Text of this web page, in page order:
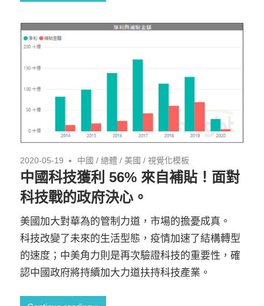
2020-05-19 中國 /總體 /美國 /視覺化模板
中國科技獲利 56% 來自補貼！面對
科技戰的政府決心。
美國加大對華為的管制力道，市場的擔憂成真。
科技改變了未來的生活型態，疫情加速了結構轉型
的速度；中美角力則是再次驗證科技的重要性，確
認中國政府將持續加大力道扶持科技產業。